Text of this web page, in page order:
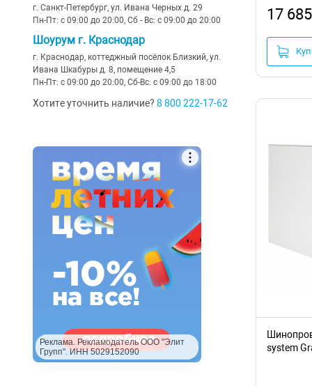
Vitaluce(12)
Wertmark(26)
Эра(6)
Basis Rot
Power Supply Gravity
Accessorises
г. Санкт-Петербург, ул. Ивана Черных д. 29
Пн-Пт: с 09:00 до 20:00, Сб - Вс: с 09:00 до 20:00
Шоурум г. Краснодар
г. Краснодар, коттеджный посёлок Близкий, ул.
Ивана Шкабуры д. 8, помещение 4,5
Пн-Пт: с 09:00 до 20:00, Сб-Вс: с 09:00 до 18:00
Хотите уточнить наличие? 8 800 222-17-62
Реклама. Рекламодатель ООО "Элит
Групп". ИНН 5029152090
17
system